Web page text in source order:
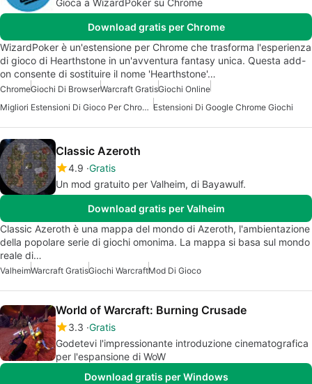
Download gratis per Chrome
WizardPoker è un'estensione per Chrome che trasforma l'esperienza
di gioco di Hearthstone in un'avventura fantasy unica. Questa add-
on consente di sostituire il nome 'Hearthstone'…
ChromeGiochi Di BrowserWarcraft GratisGiochi Online
Migliori Estensioni Di Gioco Per Chrome Estensioni Di Google Chrome Giochi
Classic Azeroth
4.9 Gratis
Un mod gratuito per Valheim, di Bayawulf.
Download gratis per Valheim
Classic Azeroth è una mappa del mondo di Azeroth, l'ambientazione
della popolare serie di giochi omonima. La mappa si basa sul mondo
reale di…
ValheimWarcraft GratisGiochi WarcraftMod Di Gioco
World of Warcraft: Burning Crusade
3.3 Gratis
Godetevi l'impressionante introduzione cinematografica
per l'espansione di WoW
Download gratis per Windows